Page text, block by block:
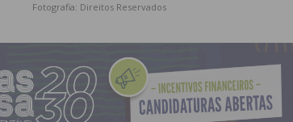
Fotografia: Direitos Reservados